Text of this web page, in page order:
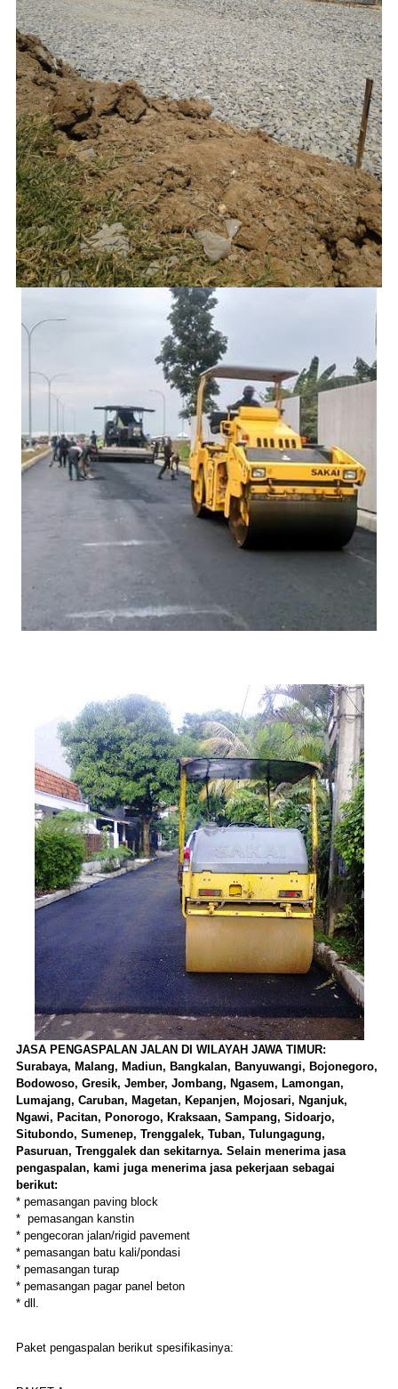
JASA PENGASPALAN JALAN DI WILAYAH JAWA TIMUR:
Surabaya, Malang, Madiun, Bangkalan, Banyuwangi, Bojonegoro,
Bodowoso, Gresik, Jember, Jombang, Ngasem, Lamongan,
Lumajang, Caruban, Magetan, Kepanjen, Mojosari, Nganjuk,
Ngawi, Pacitan, Ponorogo, Kraksaan, Sampang, Sidoarjo,
Situbondo, Sumenep, Trenggalek, Tuban, Tulungagung,
Pasuruan, Trenggalek dan sekitarnya. Selain menerima jasa
pengaspalan, kami juga menerima jasa pekerjaan sebagai
berikut:
* pemasangan paving block
* pemasangan kanstin
* pengecoran jalan/rigid pavement
* pemasangan batu kali/pondasi
* pemasangan turap
* pemasangan pagar panel beton
* dll.
Paket pengaspalan berikut spesifikasinya: